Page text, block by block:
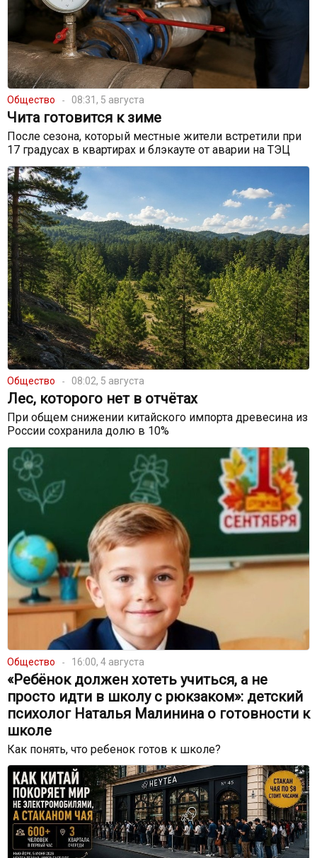
Общество 08:31, 5 августа
Чита готовится к зиме
После сезона, который местные жители встретили при
17 градусах в квартирах и блэкауте от аварии на ТЭЦ
Общество 08:02, 5 августа
Лес, которого нет в отчётах
При общем снижении китайского импорта древесина из
России сохранила долю в 10%
Общество 16:00, 4 августа
«Ребёнок должен хотеть учиться, а не
просто идти в школу с рюкзаком»: детский
психолог Наталья Малинина о готовности к
школе
Как понять, что ребенок готов к школе?